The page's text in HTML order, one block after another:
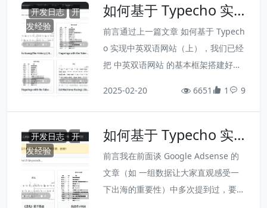
来感觉就像访问静态网站一样优雅。为
功能。不仅如此，为了让文章显示出分
类管理的效果，我对 一起学笛子 这个
整，如下图所示：
开发日志
开
发经验
如何基于 Typecho 实
现中英双语网站（下）
前言通过上一篇文章 如何基于 Typech
o 实现中英双语网站（上），我们已经
把 中英双语网站 的基本框架搭建好
就这样了，例如著名的 YouTube 就是
如此，至于具体的内容显示什么语言，
则完全是由内容的创作者决定的。上一
是很适合做多语言网站，因为，一方面
需要修改源码，另一方面，开发一个不
同国家的人都来发布创作内容的网站，
2025-02-20 6651 1 9
开发日志
开
发经验
如何基于 Typecho 实
现中英双语网站（上）
前言我在前面谈 Google Adsense 的
文章（如 一组数据让大家直观感受一
下出海的重要性）中多次提到过，要想